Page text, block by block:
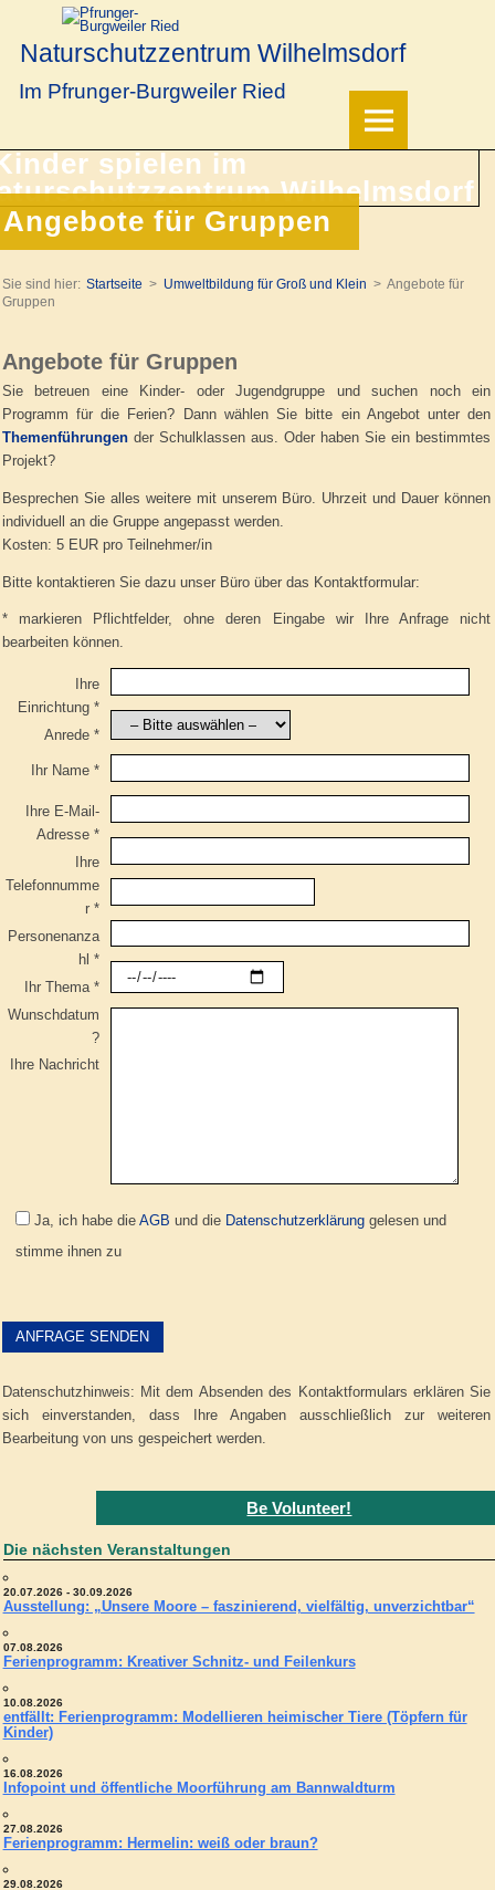
Naturschutzzentrum Wilhelmsdorf
Im Pfrunger-Burgweiler Ried
Angebote für Gruppen
Sie sind hier: Startseite Umweltbildung für Groß und Klein
Angebote für
Gruppen
Angebote für Gruppen
Sie betreuen eine Kinder- oder Jugendgruppe und suchen noch ein
Programm für die Ferien? Dann wählen Sie bitte ein Angebot unter den
Themenführungender Schulklassen aus. Oder haben Sie ein bestimmtes
Projekt?
Besprechen Sie alles weitere mit unserem Büro. Uhrzeit und Dauer können
individuell an die Gruppe angepasst werden.
Kosten: 5 EUR pro Teilnehmer/in
Bitte kontaktieren Sie dazu unser Büro über das Kontaktformular:
* markieren Pflichtfelder, ohne deren Eingabe wir Ihre Anfrage nicht
bearbeiten können.
Ihre
Einrichtung *
Anrede *
Ihr Name *
Ihre E-Mail-
Adresse *
Ihre
Telefonnumme
r *
Personenanza
hl *
Ihr Thema *
Wunschdatum
?
Ihre Nachricht
Ja, ich habe dieAGB und die Datenschutzerklärung gelesen und
stimme ihnen zu
Bitte lasse dieses Feld leer.
Datenschutzhinweis: Mit dem Absenden des Kontaktformulars erklären Sie
sich einverstanden, dass Ihre Angaben ausschließlich zur weiteren
Bearbeitung von uns gespeichert werden.
Be Volunteer!
Die nächsten Veranstaltungen
20.07.2026 - 30.09.2026
Ausstellung: „Unsere Moore – faszinierend, vielfältig, unverzichtbar“
07.08.2026
Ferienprogramm: Kreativer Schnitz- und Feilenkurs
10.08.2026
entfällt: Ferienprogramm: Modellieren heimischer Tiere (Töpfern für
Kinder)
16.08.2026
Infopoint und öffentliche Moorführung am Bannwaldturm
27.08.2026
Ferienprogramm: Hermelin: weiß oder braun?
29.08.2026